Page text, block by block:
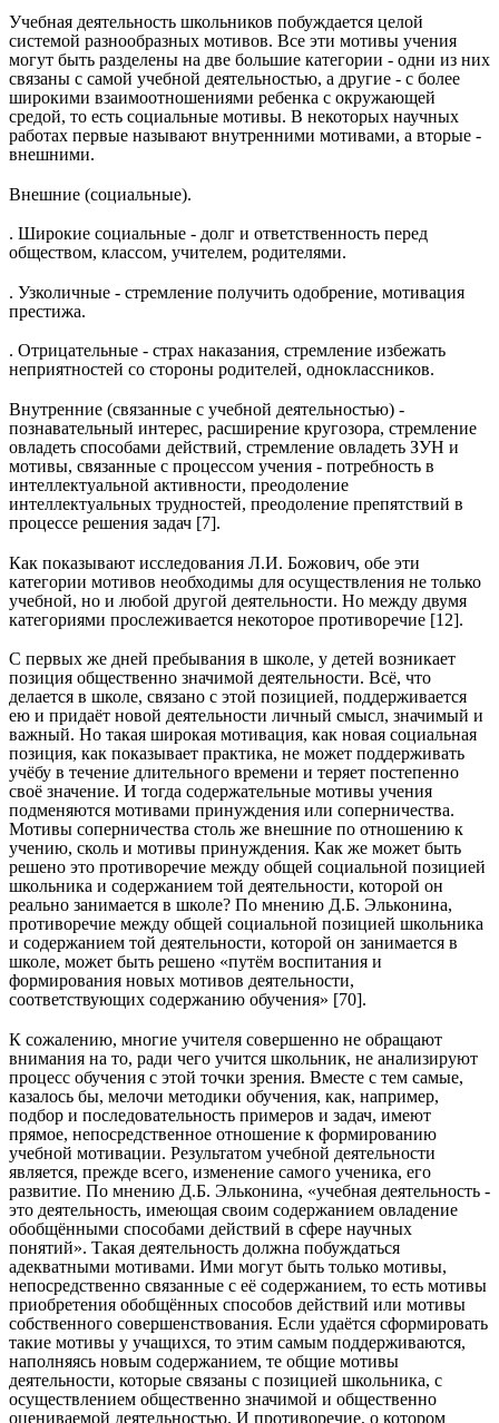
Учебная деятельность школьников побуждается целой
системой разнообразных мотивов. Все эти мотивы учения
могут быть разделены на две большие категории - одни из них
связаны с самой учебной деятельностью, а другие - с более
широкими взаимоотношениями ребенка с окружающей
средой, то есть социальные мотивы. В некоторых научных
работах первые называют внутренними мотивами, а вторые -
внешними.
Внешние (социальные).
. Широкие социальные - долг и ответственность перед
обществом, классом, учителем, родителями.
. Узколичные - стремление получить одобрение, мотивация
престижа.
. Отрицательные - страх наказания, стремление избежать
неприятностей со стороны родителей, одноклассников.
Внутренние (связанные с учебной деятельностью) -
познавательный интерес, расширение кругозора, стремление
овладеть способами действий, стремление овладеть ЗУН и
мотивы, связанные с процессом учения - потребность в
интеллектуальной активности, преодоление
интеллектуальных трудностей, преодоление препятствий в
процессе решения задач [7].
Как показывают исследования Л.И. Божович, обе эти
категории мотивов необходимы для осуществления не только
учебной, но и любой другой деятельности. Но между двумя
категориями прослеживается некоторое противоречие [12].
С первых же дней пребывания в школе, у детей возникает
позиция общественно значимой деятельности. Всё, что
делается в школе, связано с этой позицией, поддерживается
ею и придаёт новой деятельности личный смысл, значимый и
важный. Но такая широкая мотивация, как новая социальная
позиция, как показывает практика, не может поддерживать
учёбу в течение длительного времени и теряет постепенно
своё значение. И тогда содержательные мотивы учения
подменяются мотивами принуждения или соперничества.
Мотивы соперничества столь же внешние по отношению к
учению, сколь и мотивы принуждения. Как же может быть
решено это противоречие между общей социальной позицией
школьника и содержанием той деятельности, которой он
реально занимается в школе? По мнению Д.Б. Эльконина,
противоречие между общей социальной позицией школьника
и содержанием той деятельности, которой он занимается в
школе, может быть решено «путём воспитания и
формирования новых мотивов деятельности,
соответствующих содержанию обучения» [70].
К сожалению, многие учителя совершенно не обращают
внимания на то, ради чего учится школьник, не анализируют
процесс обучения с этой точки зрения. Вместе с тем самые,
казалось бы, мелочи методики обучения, как, например,
подбор и последовательность примеров и задач, имеют
прямое, непосредственное отношение к формированию
учебной мотивации. Результатом учебной деятельности
является, прежде всего, изменение самого ученика, его
развитие. По мнению Д.Б. Эльконина, «учебная деятельность -
это деятельность, имеющая своим содержанием овладение
обобщёнными способами действий в сфере научных
понятий». Такая деятельность должна побуждаться
адекватными мотивами. Ими могут быть только мотивы,
непосредственно связанные с её содержанием, то есть мотивы
приобретения обобщённых способов действий или мотивы
собственного совершенствования. Если удаётся сформировать
такие мотивы у учащихся, то этим самым поддерживаются,
наполняясь новым содержанием, те общие мотивы
деятельности, которые связаны с позицией школьника, с
осуществлением общественно значимой и общественно
оцениваемой деятельностью. И противоречие, о котором